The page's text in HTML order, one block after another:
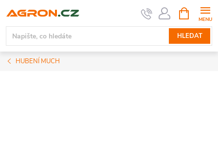
na
obsah
HLEDAT
NÁKUPNÍ
KOŠÍK
HUBENÍ MUCH